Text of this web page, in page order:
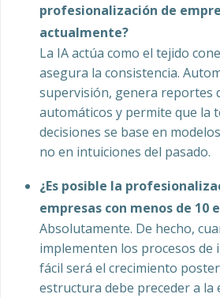
profesionalización de
actualmente?
La IA actúa como el tejido
asegura la consistencia.
supervisión, genera reportes
automáticos y permite que la
decisiones se base en
no en intuiciones del pasado.
¿Es posible la
empresas con menos de 10
Absolutamente. De hecho,
implementen los procesos de
fácil será el crecimiento
estructura debe preceder a la